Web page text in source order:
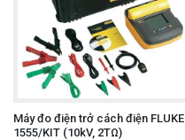
Máy đo điện trở cách điện FLUKE
1555/KIT (10kV, 2TΩ)